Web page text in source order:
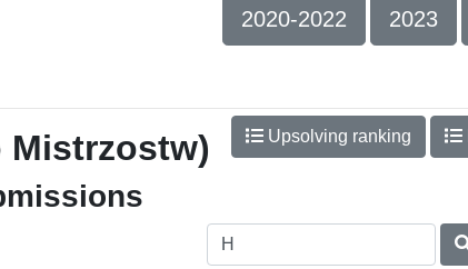
2020-2022 2023
Mistrzostw) Upsolving ranking